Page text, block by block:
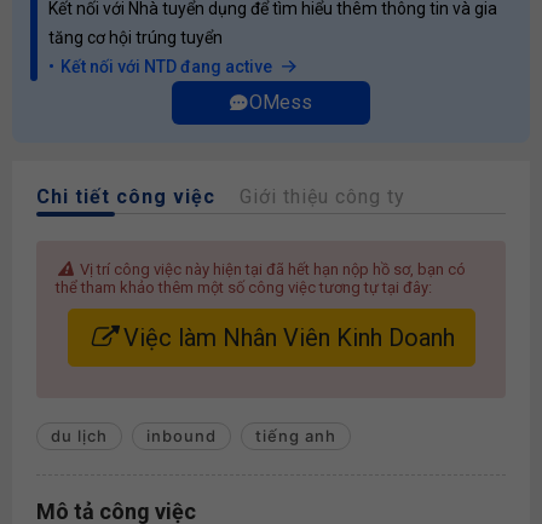
Kết nối với Nhà tuyển dụng để tìm hiểu thêm thông tin và gia
tăng cơ hội trúng tuyển
Kết nối với NTD đang active
OMess
Chi tiết công việc Giới thiệu công ty
Vị trí công việc này hiện tại đã hết hạn nộp hồ sơ, bạn có
thể tham khảo thêm một số công việc tương tự tại đây:
Việc làm Nhân Viên Kinh Doanh
du lịch inbound tiếng anh
Mô tả công việc